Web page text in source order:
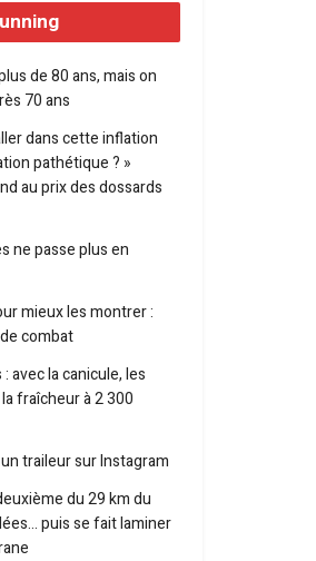
de 80 ans, mais on
70 ans
dans cette inflation
pathétique ? »
au prix des dossards
ne passe plus en
mieux les montrer :
combat
avec la canicule, les
fraîcheur à 2 300
traileur sur Instagram
du 29 km du
puis se fait laminer